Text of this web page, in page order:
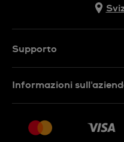
Supporto
Restituzione
Informazioni
Carriera